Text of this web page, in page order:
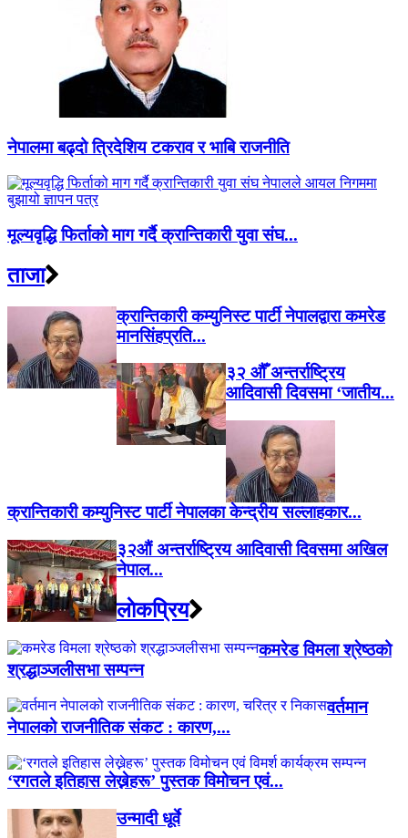
नेपालमा बढ्दो त्रिदेशिय टकराव र भाबि राजनीति
मूल्यवृद्धि फिर्ताको माग गर्दै क्रान्तिकारी युवा संघ...
ताजा
क्रान्तिकारी कम्युनिस्ट पार्टी नेपालद्वारा कमरेड
मानसिंहप्रति...
३२ औँ अन्तर्राष्ट्रिय
आदिवासी दिवसमा ‘जातीय...
क्रान्तिकारी कम्युनिस्ट पार्टी नेपालका केन्द्रीय सल्लाहकार...
३२औं अन्तर्राष्ट्रिय आदिवासी दिवसमा अखिल
नेपाल...
लाेकप्रिय
कमरेड विमला श्रेष्ठको
श्रद्धाञ्जलीसभा सम्पन्न
वर्तमान
नेपालको राजनीतिक संकट : कारण,...
‘रगतले इतिहास लेख्नेहरू’ पुस्तक विमोचन एवं...
उन्मादी धूर्वे